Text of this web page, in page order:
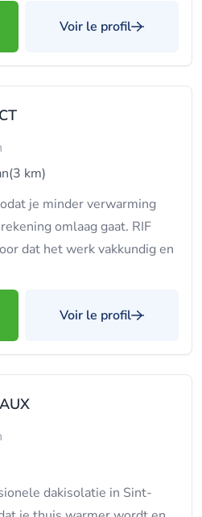
Voir le profil
(3 km)
je minder verwarming
omlaag gaat. RIF
dat het werk vakkundig en
Voir le profil
dakisolatie in Sint-